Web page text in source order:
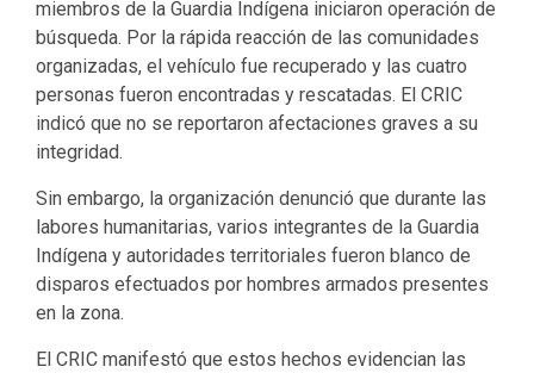
miembros de la Guardia Indígena iniciaron operación de
búsqueda. Por la rápida reacción de las comunidades
organizadas, el vehículo fue recuperado y las cuatro
personas fueron encontradas y rescatadas. El CRIC
indicó que no se reportaron afectaciones graves a su
integridad.
Sin embargo, la organización denunció que durante las
labores humanitarias, varios integrantes de la Guardia
Indígena y autoridades territoriales fueron blanco de
disparos efectuados por hombres armados presentes
en la zona.
El CRIC manifestó que estos hechos evidencian las